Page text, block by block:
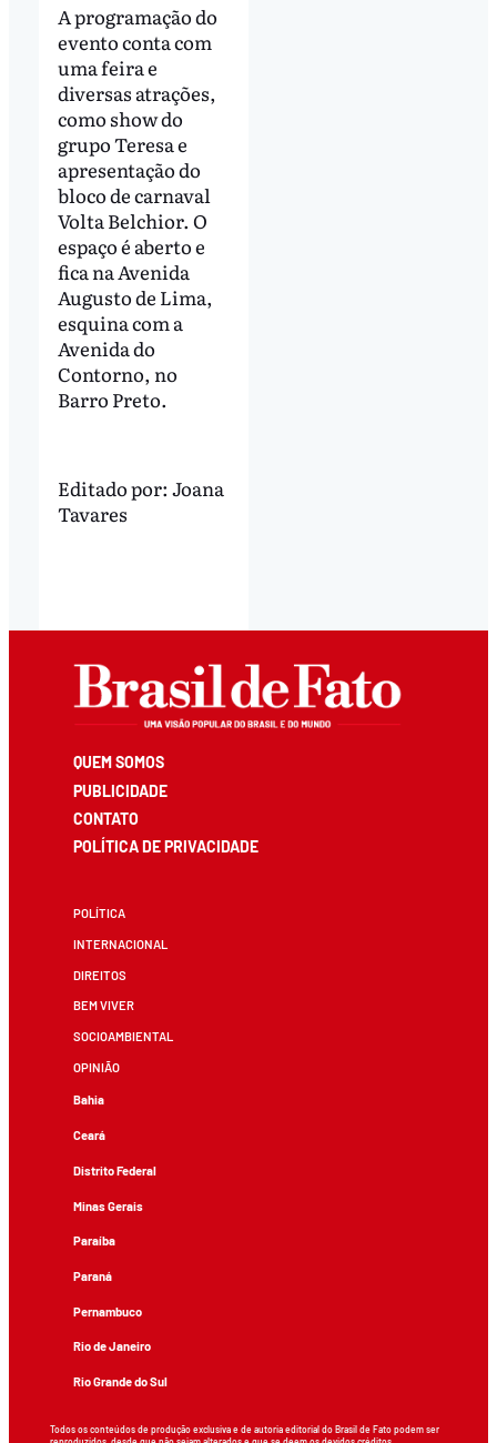
A programação do
evento conta com
uma feira e
diversas atrações,
como show do
grupo Teresa e
apresentação do
bloco de carnaval
Volta Belchior. O
espaço é aberto e
fica na Avenida
Augusto de Lima,
esquina com a
Avenida do
Contorno, no
Barro Preto.
Editado por: Joana
Tavares
QUEM SOMOS
PUBLICIDADE
CONTATO
POLÍTICA DE PRIVACIDADE
POLÍTICA
INTERNACIONAL
DIREITOS
BEM VIVER
SOCIOAMBIENTAL
OPINIÃO
Bahia
Ceará
Distrito Federal
Minas Gerais
Paraíba
Paraná
Pernambuco
Rio de Janeiro
Rio Grande do Sul
Todos os conteúdos de produção exclusiva e de autoria editorial do Brasil de Fato podem ser